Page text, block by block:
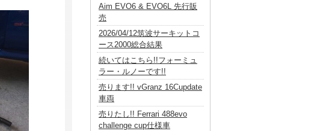
Aim EVO6 & EVO6L 先行販
売
2026/04/12筑波サーキットコ
ース2000総合結果
続いてはこちら!!フォーミュ
ラー・ルノーです!!
売ります!! vGranz 16Cupdate
車両
売りたし!! Ferrari 488evo
challenge cup仕様車